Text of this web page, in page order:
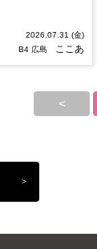
2026.07.31 (金)
B4 広島
ここあ
<
>